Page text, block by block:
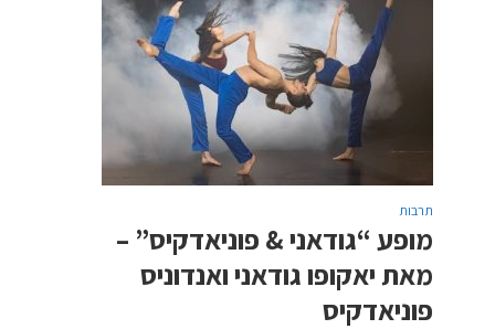
תרבות
מופע “גודאני & פוניאדקיס” –
מאת יאקופו גודאני ואנדוניס
פוניאדקיס